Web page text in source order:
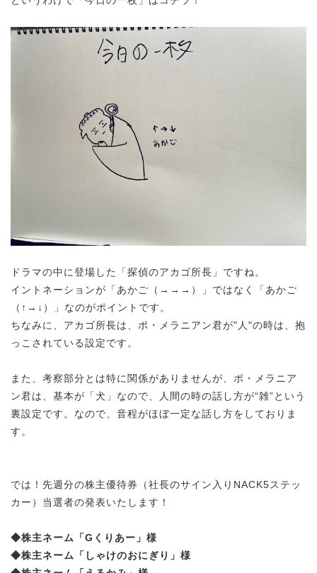
ドラマの中に登場した 「探偵のアカゴ所長 」ですね。
イントネーションが「あかご（→→→）」ではなく「あかご
（↑→↓）」なのがポイントです。
ちなみに、アカ ゴ所長は、ポ・メラニアン君が"人"の時は、抱
っこされている設定です。
また、考察部分とは特に関係がありませんが、ポ・メラニア
ン君は、基本が「犬」なので、人間の時の話し方が“雑”という
裏設定です。 なので、音程がほぼ一定な話し方をしておりま
す。
では！先週分の株主優待券（社長のサイン入りNACK5ステッ
カー）当選者の発表いたします！
◆株主ネーム「Gくりあー 」様
◆株主ネーム「 しゃけのおにぎり 」様